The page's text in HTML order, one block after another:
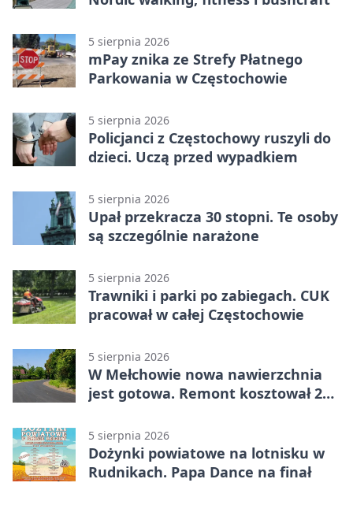
5 sierpnia 2026
mPay znika ze Strefy Płatnego
Parkowania w Częstochowie
5 sierpnia 2026
Policjanci z Częstochowy ruszyli do
dzieci. Uczą przed wypadkiem
5 sierpnia 2026
Upał przekracza 30 stopni. Te osoby
są szczególnie narażone
5 sierpnia 2026
Trawniki i parki po zabiegach. CUK
pracował w całej Częstochowie
5 sierpnia 2026
W Mełchowie nowa nawierzchnia
jest gotowa. Remont kosztował 222
5 sierpnia 2026
Dożynki powiatowe na lotnisku w
Rudnikach. Papa Dance na finał